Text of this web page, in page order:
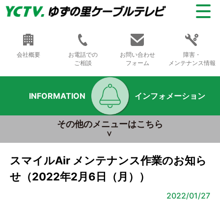
会社概要
お電話での
ご相談
お問い合わせ
フォーム
障害・
メンテナンス情報
INFORMATION インフォメーション
その他のメニューはこちら
スマイルAir メンテナンス作業のお知ら
せ（2022年2月6日（月））
2022/01/27